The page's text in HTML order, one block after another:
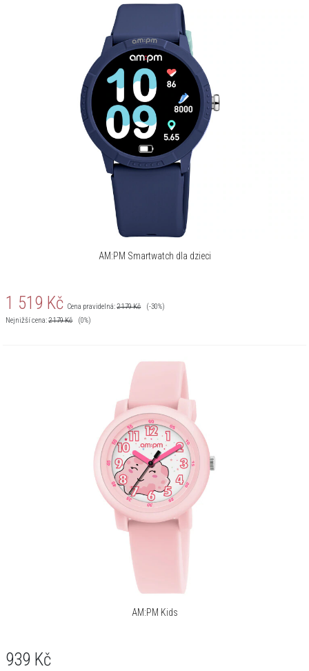
AM:PM Smartwatch dla dzieci
1 519 Kč Cena pravidelná:2 179Kč
(-30%)
Nejnižší cena:2 179Kč (0%)
AM:PM Kids
939 Kč